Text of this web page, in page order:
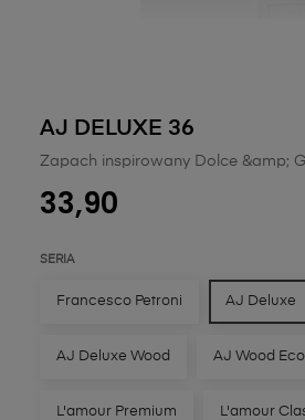
AJ DELUXE 36
Zapach inspirowany Dolce &amp;
33,90
SERIA
Francesco Petroni AJ Deluxe
AJ Deluxe Wood AJ Wood Eco
L'amour Premium L'amour